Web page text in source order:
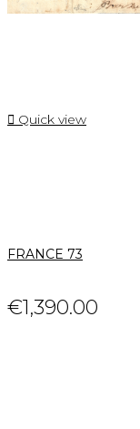
 Quick view
FRANCE 73
€1,390.00